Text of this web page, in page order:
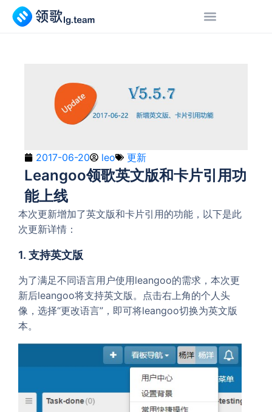
2017-06-20 leo 更新
Leangoo领歌英文版和卡片引用功
能上线
本次更新增加了英文版和卡片引用的功能，以下是此
次更新详情：
1. 支持英文版
为了满足不同语言用户使用leangoo的需求，本次更
新后leangoo将支持英文版。点击右上角的个人头
像，选择“更改语言”，即可将leangoo切换为英文版
本。